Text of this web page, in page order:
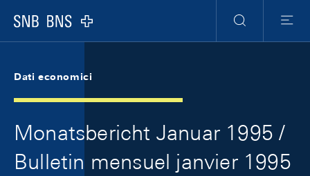
Logo
Ricerca
Menu
Dati economici
Monatsbericht Januar 1995 /
Bulletin mensuel janvier 1995